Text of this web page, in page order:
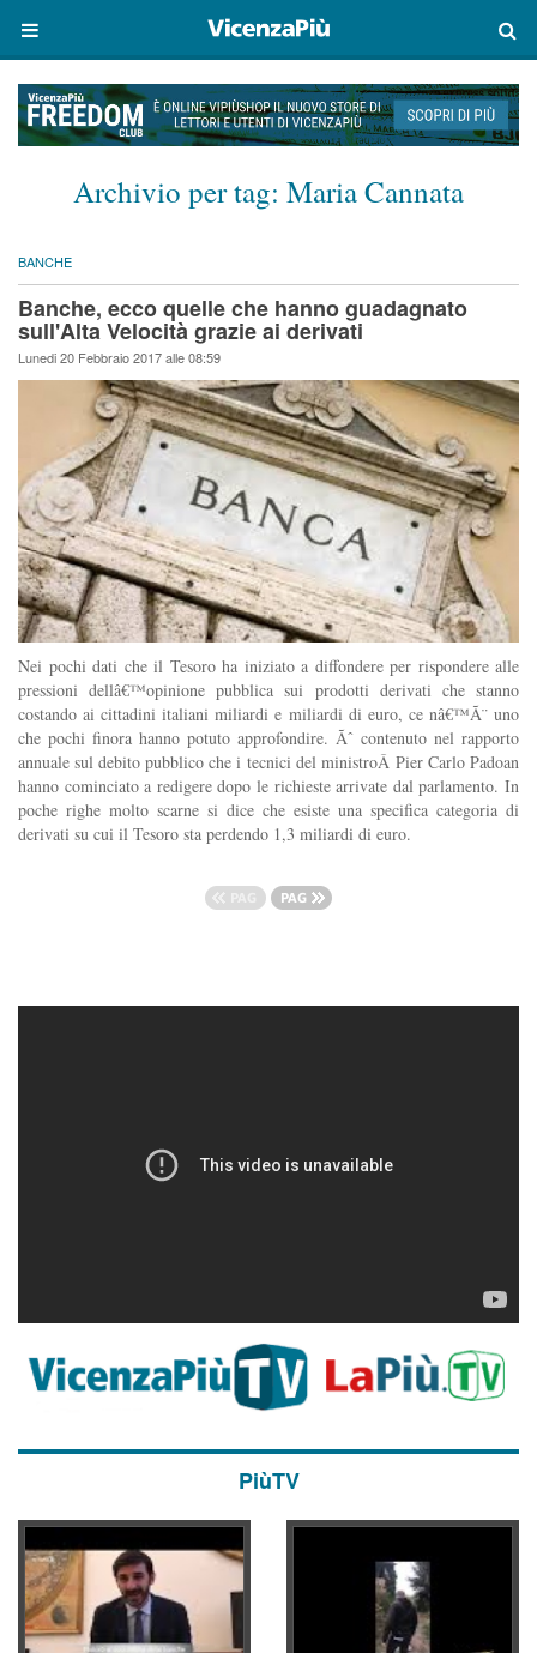
Archivio per tag: Maria Cannata
BANCHE
Banche, ecco quelle che hanno guadagnato
sull'Alta Velocità grazie ai derivati
Lunedi 20 Febbraio 2017 alle 08:59
Nei pochi dati che il Tesoro ha iniziato a diffondere per rispondere alle
pressioni dellâ€™opinione pubblica sui prodotti derivati che stanno
costando ai cittadini italiani miliardi e miliardi di euro, ce nâ€™Ã¨ uno
che pochi finora hanno potuto approfondire. Ãˆ contenuto nel rapporto
annuale sul debito pubblico che i tecnici del ministroÂ Pier Carlo Padoan
hanno cominciato a redigere dopo le richieste arrivate dal parlamento. In
poche righe molto scarne si dice che esiste una specifica categoria di
derivati su cui il Tesoro sta perdendo 1,3 miliardi di euro.
PiùTV